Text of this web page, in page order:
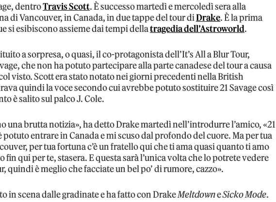
dentroTravis Scott. È successo martedì e mercoledì sera alla
di Vancouver, in Canada, in due tappe del tour diDrake. È la prima
si esibiscono assieme dai tempi dellatragedia dell’Astroworld.
a sorpresa, o quasi, il co-protagonista dell’It’s All a Blur Tour,
che non ha potuto partecipare alla parte canadese del tour a causa
visto. Scott era stato notato nei giorni precedenti nella British
quindi la voce secondo cui avrebbe potuto sostituire 21 Savage così
è salito sul palco J. Cole.
una brutta notizia», ha detto Drake martedì nell’introdurre l’amico, «21
potuto entrare in Canada e mi scuso dal profondo del cuore. Ma per tua
per tua fortuna c’è un fratello qui che ti ama quasi quanto ti amo
fin qui per te, stasera. E questa sarà l’unica volta che lo potrete vedere
quindi è meglio che facciate un bel po’ di rumore, cazzo».
in scena dalle gradinate e ha fatto con DrakeMeltdowneSicko Mode.